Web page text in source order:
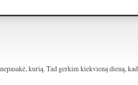
kurią. Tad gerkim kiekvieną dieną, kad